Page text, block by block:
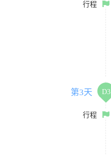
行程
第3天 D3
行程